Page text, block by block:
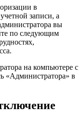
в
записи, а
вы
по следующим
на компьютере с
«Администратора» в